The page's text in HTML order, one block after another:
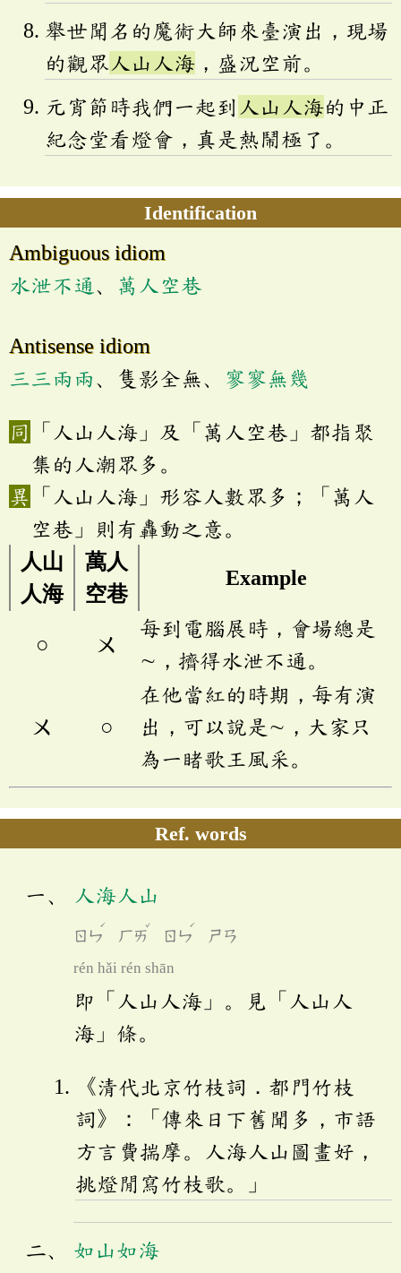
舉世聞名的魔術大師來臺演出，現場
的觀眾人山人海 ，盛況空前。
元宵節時我們一起到 人山人海的中正
紀念堂看燈會，真是熱鬧極了。
Identification
Ambiguous idiom
水泄不通 、 萬人空巷
Antisense idiom
三三兩兩、隻影全無、 寥寥無幾
「人山人海」及「萬人空巷」都指聚
集的人潮眾多。
「人山人海」形容人數眾多；「萬人
空巷」則有轟動之意。
人山
人海
萬人
空巷
Example
○ ㄨ
每到電腦展時，會場總是
∼，擠得水泄不通。
ㄨ ○
在他當紅的時期，每有演
出，可以說是∼，大家只
為一睹歌王風采。
Ref. words
人海人山
ㄖㄣ
ˊ
ㄏㄞ
ˇ
ㄖㄣ
ˊ
ㄕㄢ
rén hǎi rén shān
即「人山人海」。見「人山人
海」條。
《清代北京竹枝詞．都門竹枝
詞》：「傳來日下舊聞多，市語
方言費揣摩。人海人山圖畫好，
挑燈閒寫竹枝歌。」
如山如海